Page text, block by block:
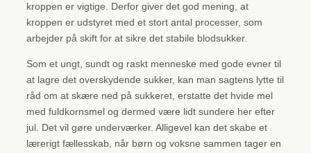
kroppen er vigtige. Derfor giver det god mening, at
kroppen er udstyret med et stort antal processer, som
arbejder på skift for at sikre det stabile blodsukker.
Som et ungt, sundt og raskt menneske med gode evner til
at lagre det overskydende sukker, kan man sagtens lytte til
råd om at skære ned på sukkeret, erstatte det hvide mel
med fuldkornsmel og dermed være lidt sundere her efter
jul. Det vil gøre underværker. Alligevel kan det skabe et
lærerigt fællesskab, når børn og voksne sammen tager en